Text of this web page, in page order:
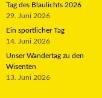
Tag des Blaulichts 2026
29. Juni 2026
Ein sportlicher Tag
14. Juni 2026
Unser Wandertag zu den
Wisenten
13. Juni 2026